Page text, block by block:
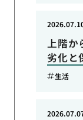
上階か
劣化と
生活